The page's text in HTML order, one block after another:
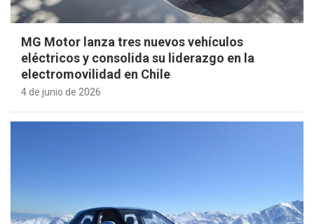
MG Motor lanza tres nuevos vehículos
eléctricos y consolida su liderazgo en la
electromovilidad en Chile
4 de junio de 2026